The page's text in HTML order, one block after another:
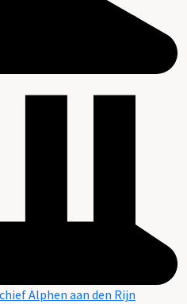
Alphen aan den Rijn